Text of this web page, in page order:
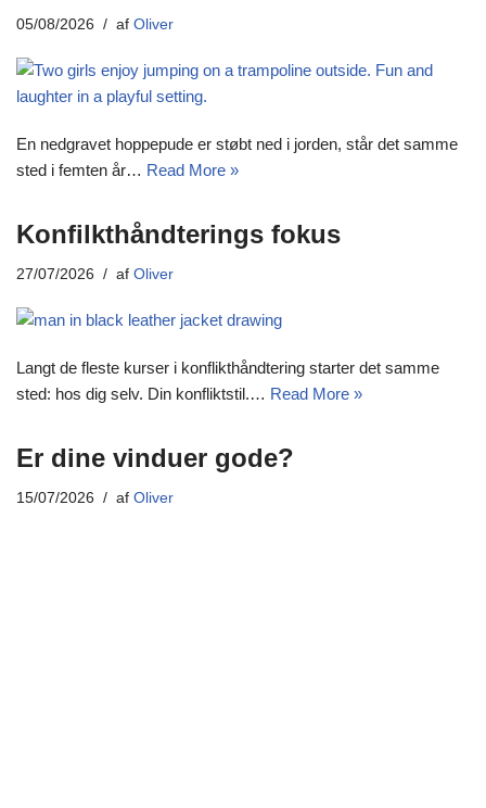
05/08/2026 af Oliver
En nedgravet hoppepude er støbt ned i jorden, står det samme
sted i femten år… Read More »
Konfilkthåndterings fokus
27/07/2026 af Oliver
Langt de fleste kurser i konflikthåndtering starter det samme
sted: hos dig selv. Din konfliktstil.… Read More »
Er dine vinduer gode?
15/07/2026 af Oliver